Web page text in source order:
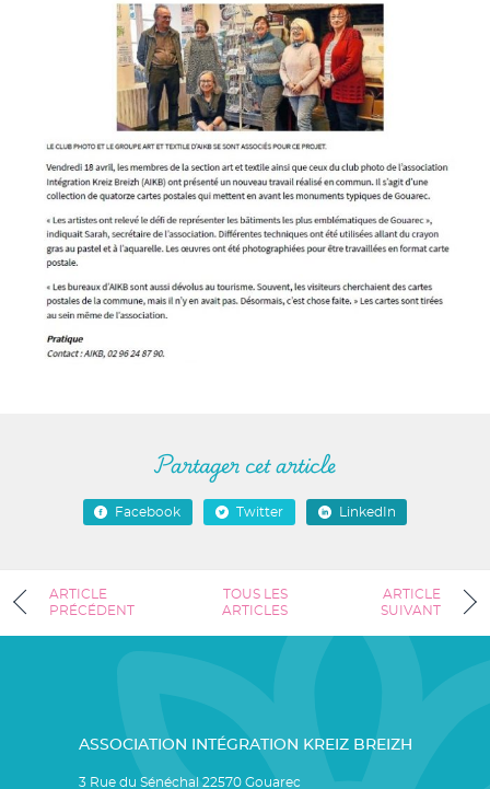
Partager cet article
Facebook Twitter LinkedIn
ARTICLE
PRÉCÉDENT
TOUS LES
ARTICLES
ARTICLE
SUIVANT
ASSOCIATION INTÉGRATION KREIZ BREIZH
3 Rue du Sénéchal 22570 Gouarec